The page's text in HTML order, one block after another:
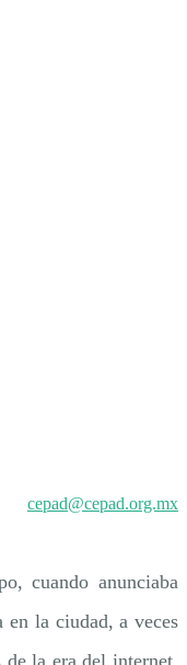
cepad@cepad.org.mx
cuando anunciaba
la ciudad, a veces
de la era del internet.